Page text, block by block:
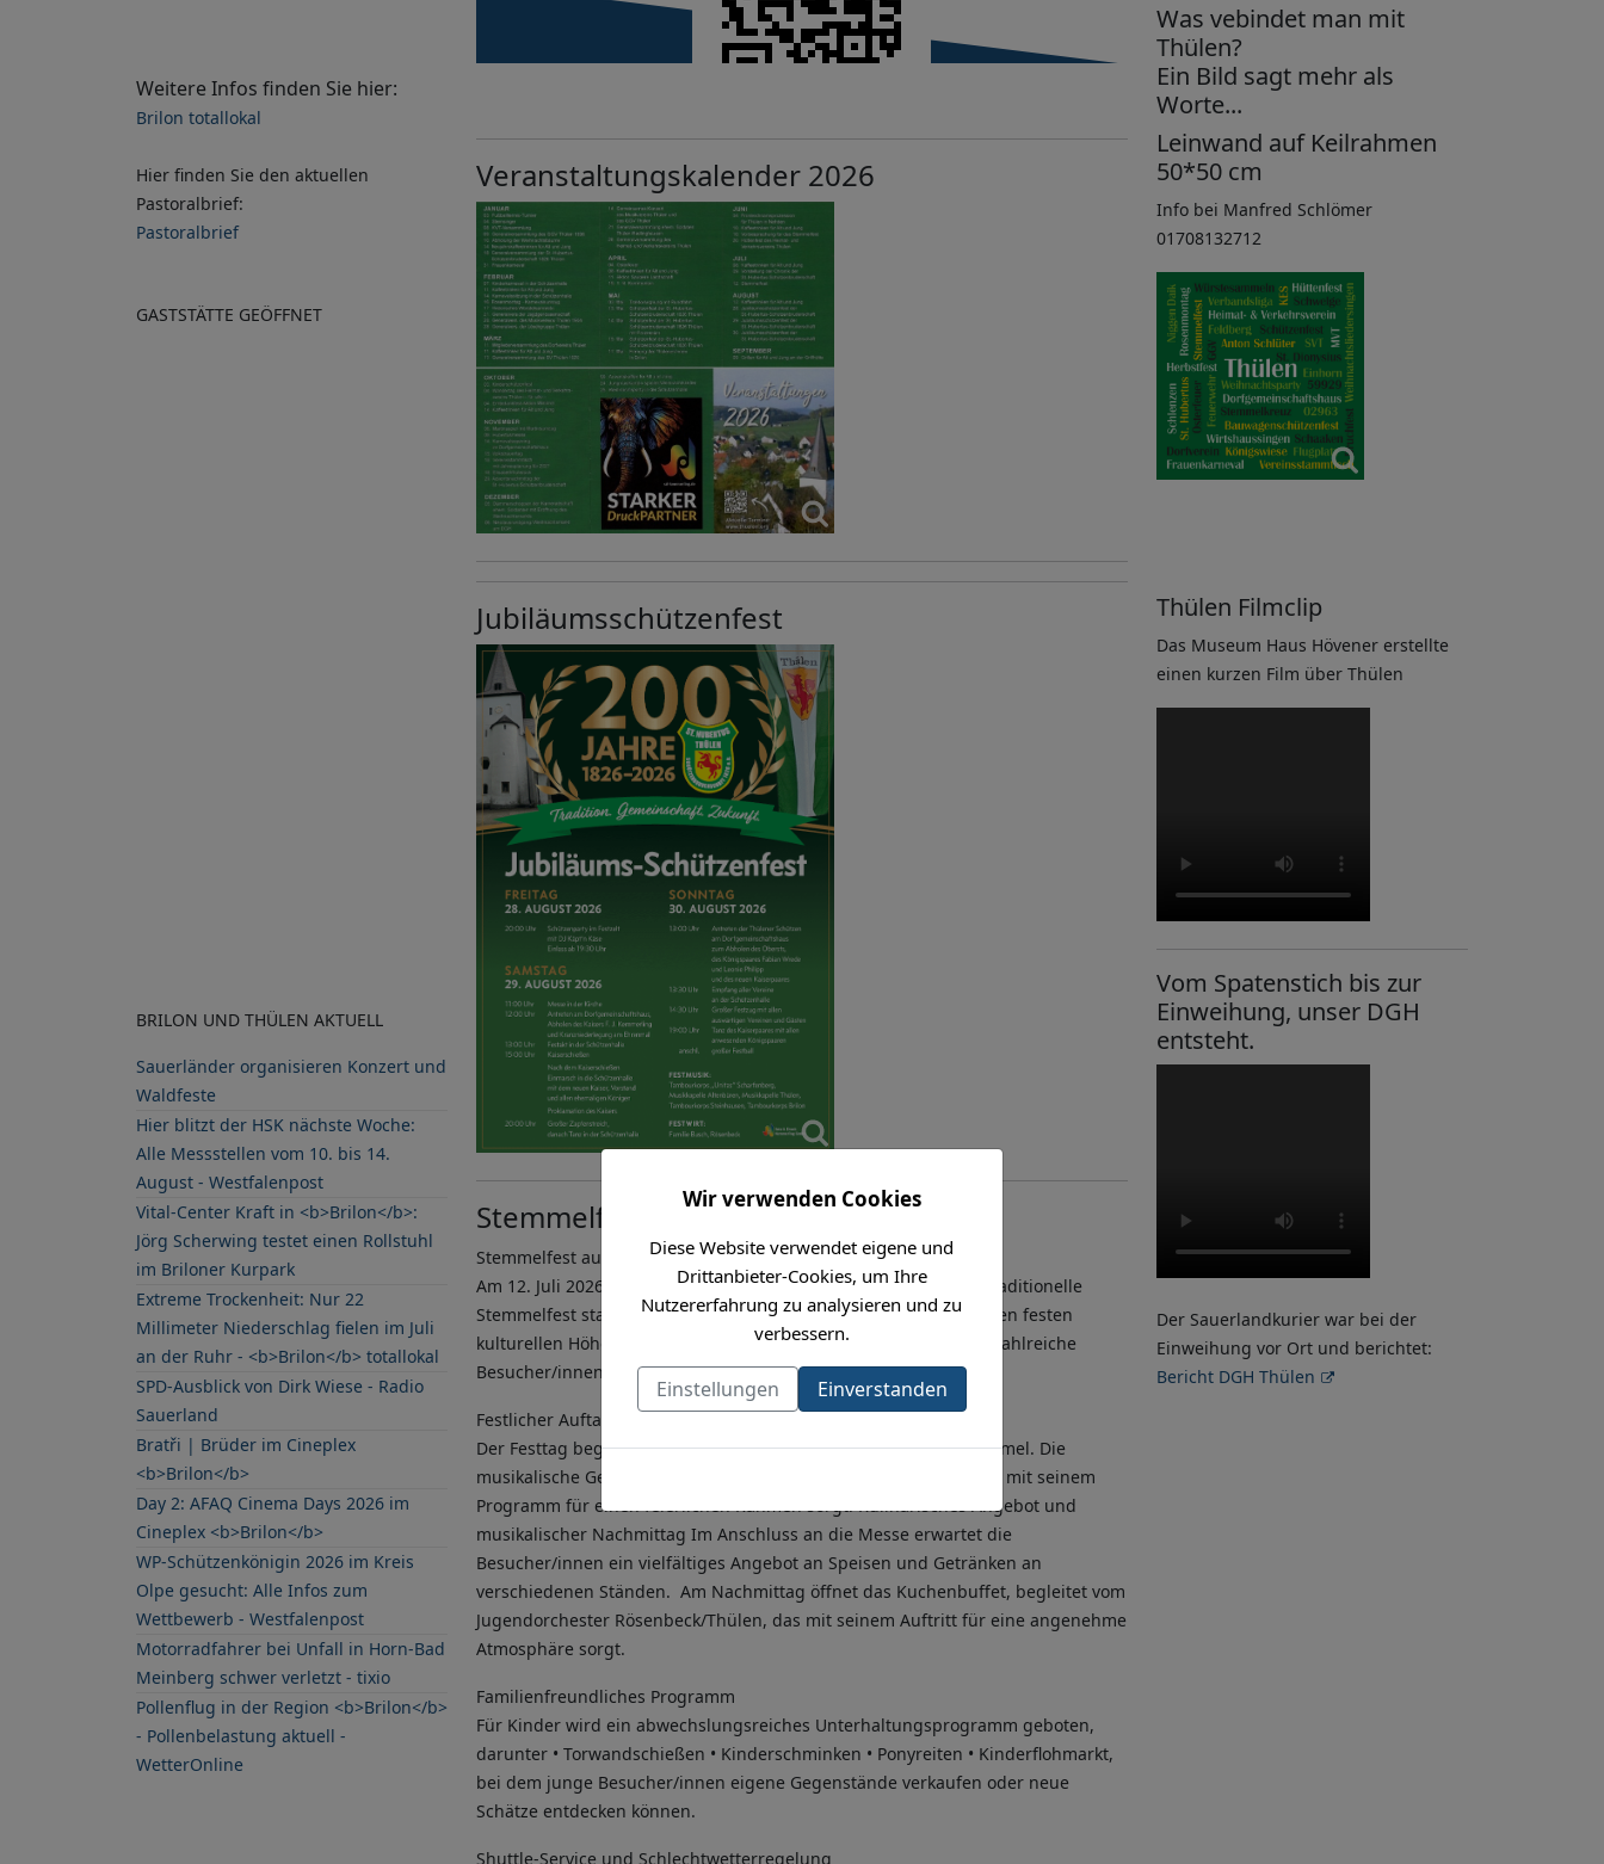
Weitere Infos finden Sie hier:
Brilon totallokal
Hier finden Sie den aktuellen
Pastoralbrief:
Pastoralbrief
GASTSTÄTTE GEÖFFNET
BRILON UND THÜLEN AKTUELL
Sauerländer organisieren Konzert und
Waldfeste
Hier blitzt der HSK nächste Woche:
Alle Messstellen vom 10. bis 14.
August - Westfalenpost
Vital-Center Kraft in <b>Brilon</b>:
Jörg Scherwing testet einen Rollstuhl
im Briloner Kurpark
Extreme Trockenheit: Nur 22
Millimeter Niederschlag fielen im Juli
an der Ruhr - <b>Brilon</b> totallokal
SPD-Ausblick von Dirk Wiese - Radio
Sauerland
Bratři | Brüder im Cineplex
<b>Brilon</b>
Day 2: AFAQ Cinema Days 2026 im
Cineplex <b>Brilon</b>
WP-Schützenkönigin 2026 im Kreis
Olpe gesucht: Alle Infos zum
Wettbewerb - Westfalenpost
Motorradfahrer bei Unfall in Horn-Bad
Meinberg schwer verletzt - tixio
Pollenflug in der Region <b>Brilon</b>
- Pollenbelastung aktuell -
WetterOnline
Veranstaltungskalender 2026
Jubiläumsschützenfest
Stemmelfest 2026
Stemmelfest auf dem Thülener Hausberg
Am 12. Juli 2026 findet auf dem Thülener Hausberg erneut das traditionelle
Stemmelfest statt. Die Veranstaltung zählt seit vielen Jahren zu den festen
kulturellen Höhepunkten im Dorfkalender und lockt regelmäßig zahlreiche
Besucher/innen aus der Region an.
Festlicher Auftakt
Der Festtag beginnt um 11.00 Uhr mit einer Messe auf dem Stemmel. Die
musikalische Gestaltung übernimmt der Musikverein Thülen, der mit seinem
Programm für einen feierlichen Rahmen sorgt. Kulinarisches Angebot und
musikalischer Nachmittag Im Anschluss an die Messe erwartet die
Besucher/innen ein vielfältiges Angebot an Speisen und Getränken an
verschiedenen Ständen. Am Nachmittag öffnet das Kuchenbuffet, begleitet vom
Jugendorchester Rösenbeck/Thülen, das mit seinem Auftritt für eine angenehme
Atmosphäre sorgt.
Familienfreundliches Programm
Für Kinder wird ein abwechslungsreiches Unterhaltungsprogramm geboten,
darunter • Torwandschießen • Kinderschminken • Ponyreiten • Kinderflohmarkt,
bei dem junge Besucher/innen eigene Gegenstände verkaufen oder neue
Schätze entdecken können.
Shuttle-Service und Schlechtwetterregelung
Was vebindet man mit
Thülen?
Ein Bild sagt mehr als
Worte...
Leinwand auf Keilrahmen
50*50 cm
Info bei Manfred Schlömer
01708132712
Thülen Filmclip
Das Museum Haus Hövener erstellte
einen kurzen Film über Thülen
Vom Spatenstich bis zur
Einweihung, unser DGH
entsteht.
Der Sauerlandkurier war bei der
Einweihung vor Ort und berichtet:
Bericht DGH Thülen
Wir verwenden Cookies
Diese Website verwendet eigene und
Drittanbieter-Cookies, um Ihre
Nutzererfahrung zu analysieren und zu
verbessern.
Einstellungen Einverstanden